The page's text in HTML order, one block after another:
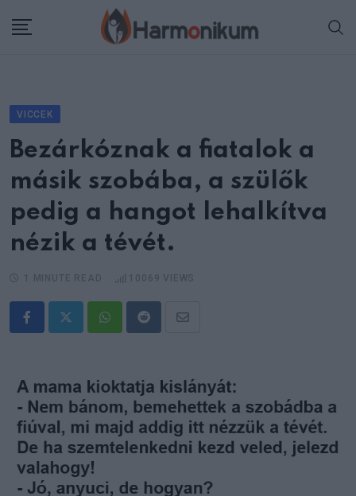
VICCEK
Bezárkóznak a fiatalok a
másik szobába, a szülők
pedig a hangot lehalkítva
nézik a tévét.
WhatsappRedditShare